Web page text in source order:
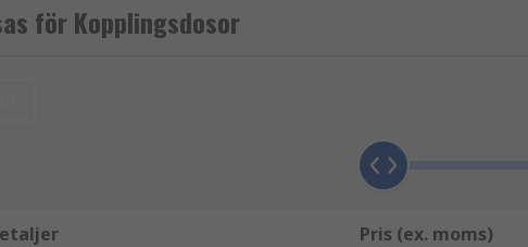
. Det är viktigt att notera att de kommer i olika
De har också olika ingångspunkter, bestående av
hörn, så du bör använda rätt
murverksplugg, ankare och
för Kopplingsdosor
Pris (ex. moms)